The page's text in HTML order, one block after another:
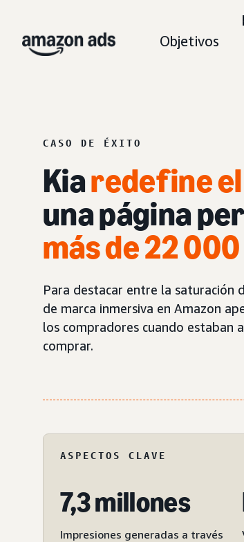
Objetivos
CASO DE ÉXITO
Kiaredefine
una página
más de 22
Para destacar entre la saturación
de marca inmersiva en Amazon
los compradores cuando estaban
comprar.
ASPECTOS CLAVE
7,3 millones
Impresiones generadas a través